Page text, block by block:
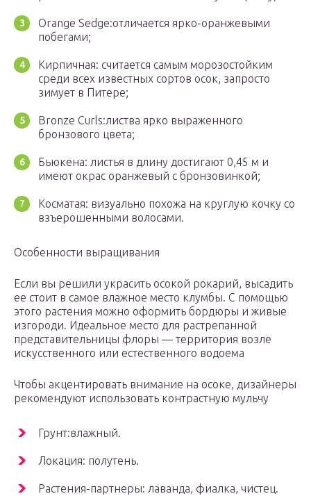
Orange Sedge:отличается ярко-оранжевыми
побегами;
Кирпичная: считается самым морозостойким
среди всех известных сортов осок, запросто
зимует в Питере;
Bronze Curls:листва ярко выраженного
бронзового цвета;
Бьюкена: листья в длину достигают 0,45 м и
имеют окрас оранжевый с бронзовинкой;
Косматая: визуально похожа на круглую кочку со
взъерошенными волосами.
Особенности выращивания
Если вы решили украсить осокой рокарий, высадить
ее стоит в самое влажное место клумбы. С помощью
этого растения можно оформить бордюры и живые
изгороди. Идеальное место для растрепанной
представительницы флоры — территория возле
искусственного или естественного водоема
Чтобы акцентировать внимание на осоке, дизайнеры
рекомендуют использовать контрастную мульчу
Грунт:влажный.
Локация: полутень.
Растения-партнеры: лаванда, фиалка, чистец.